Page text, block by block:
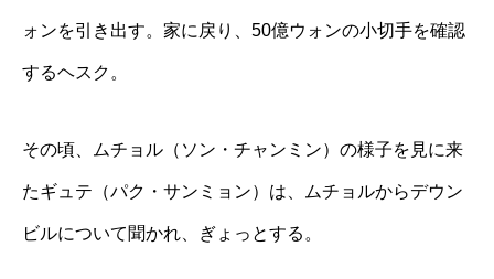
ォンを引き出す。家に戻り、50億ウォンの小切手を確認
するヘスク。
その頃、ムチョル（ソン・チャンミン）の様子を見に来
たギュテ（パク・サンミョン）は、ムチョルからデウン
ビルについて聞かれ、ぎょっとする。